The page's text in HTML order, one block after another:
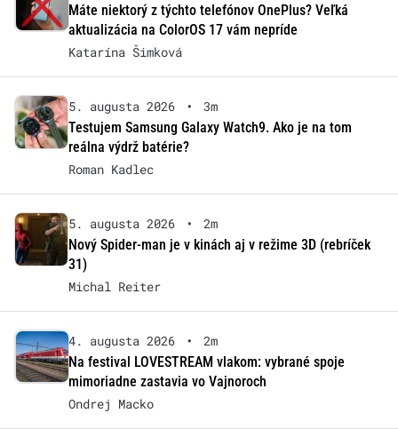
Máte niektorý z týchto telefónov OnePlus? Veľká
aktualizácia na ColorOS 17 vám nepríde
Katarína Šimková
5. augusta 2026 •
3m
Testujem Samsung Galaxy Watch9. Ako je na tom
reálna výdrž batérie?
Roman Kadlec
5. augusta 2026 •
2m
Nový Spider-man je v kinách aj v režime 3D (rebríček
31)
Michal Reiter
4. augusta 2026 •
2m
Na festival LOVESTREAM vlakom: vybrané spoje
mimoriadne zastavia vo Vajnoroch
Ondrej Macko